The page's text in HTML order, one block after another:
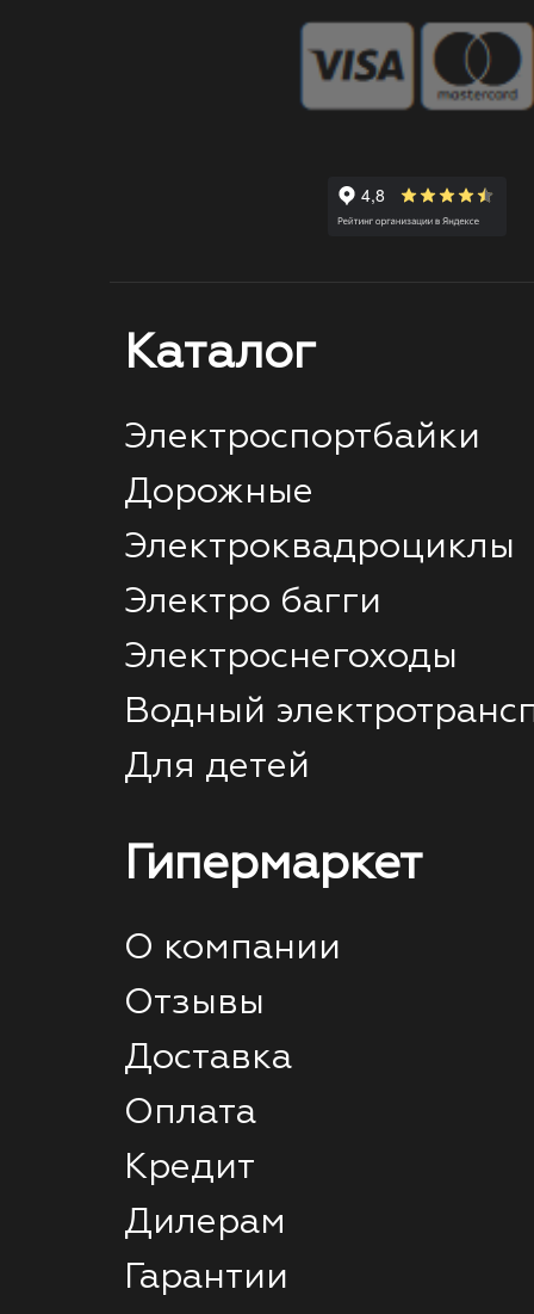
Каталог
Электроспортбайки
Дорожные
Электроквадроциклы
Электро багги
Электроснегоходы
Водный
Для детей
Гипермаркет
О компании
Отзывы
Доставка
Оплата
Кредит
Дилерам
Гарантии